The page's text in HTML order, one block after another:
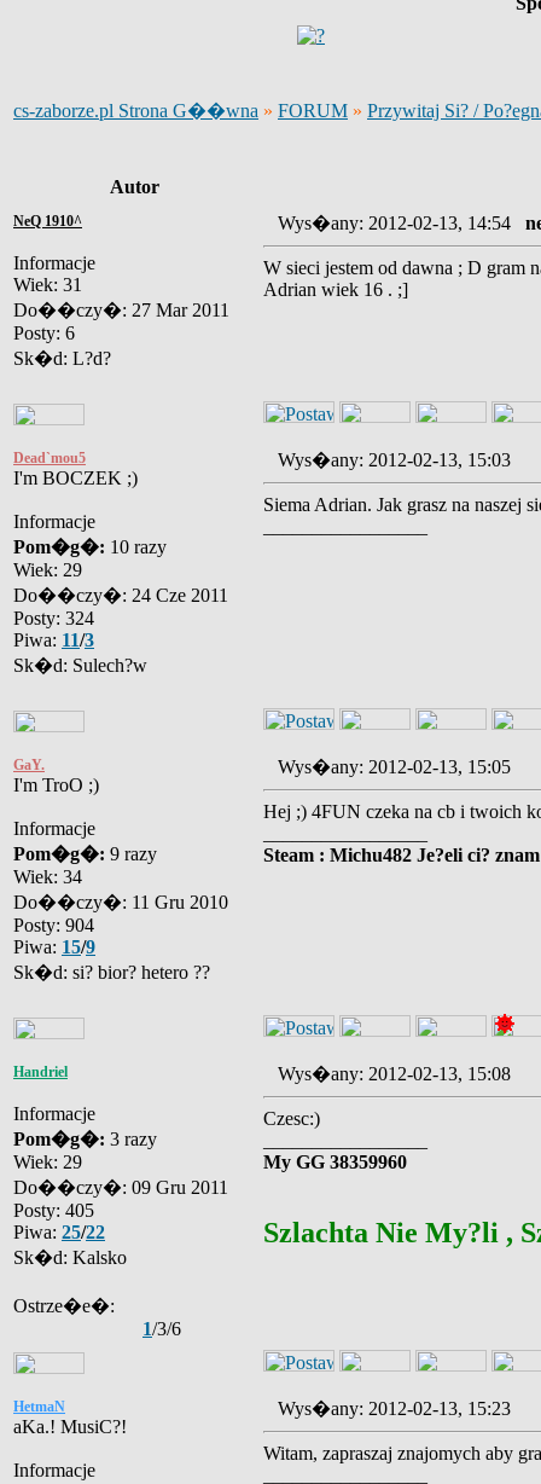
cs-zaborze.pl Strona G��wna » FORUM » Przywitaj Si? /
Autor
NeQ 1910^
Informacje
Wiek: 31
Do��czy�: 27 Mar 2011
Posty: 6
Sk�d: L?d?
Wys�any: 2012-02-13, 14:54
W sieci jestem od dawna ; D gram
Adrian wiek 16 . ;]
Dead`mou5
I'm BOCZEK ;)
Informacje
Pom�g�: 10 razy
Wiek: 29
Do��czy�: 24 Cze 2011
Posty: 324
Piwa: 11/3
Sk�d: Sulech?w
Wys�any: 2012-02-13, 15:03
Siema Adrian. Jak grasz na naszej
GaY.
I'm TroO ;)
Informacje
Pom�g�: 9 razy
Wiek: 34
Do��czy�: 11 Gru 2010
Posty: 904
Piwa: 15/9
Sk�d: si? bior? hetero ??
Wys�any: 2012-02-13, 15:05
Hej ;) 4FUN czeka na cb i twoich
Steam : Michu482 Je?eli ci?
Handriel
Informacje
Pom�g�: 3 razy
Wiek: 29
Do��czy�: 09 Gru 2011
Posty: 405
Piwa: 25/22
Sk�d: Kalsko
Ostrze�e�:
1/3/6
Wys�any: 2012-02-13, 15:08
Czesc:)
My GG 38359960
Szlachta Nie My?li ,
HetmaN
aKa.! MusiC?!
Informacje
Wys�any: 2012-02-13, 15:23
Witam, zapraszaj znajomych aby